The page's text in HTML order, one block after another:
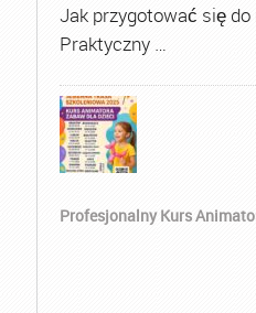
Jak przygotować się do
Praktyczny …
Profesjonalny Kurs